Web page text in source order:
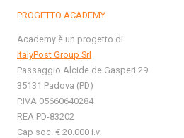
PROGETTO ACADEMY
Academy è un progetto di
ItalyPost Group Srl
Passaggio Alcide de Gasperi 29
35131 Padova (PD)
P.IVA 05660640284
REA PD-83202
Cap soc. € 20.000 i.v.